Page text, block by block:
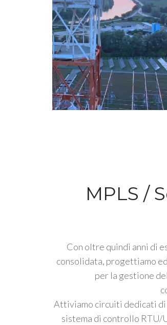
MPLS /
Con oltre quindi anni di
consolidata, progettiamo
per la gestione
Attiviamo circuiti dedicati
sistema di controllo RTU/